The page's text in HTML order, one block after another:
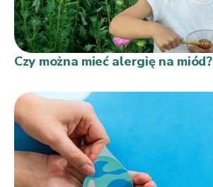
Czy można mieć alergię na miód?